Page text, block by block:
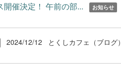
催決定！ 午前の部... お知らせ
2024/12/12 とくしカフェ（ブログ）